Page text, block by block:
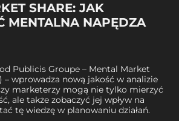
SHARE: JAK
MENTALNA NAPĘDZA
Publicis Groupe – Mental Market
– wprowadza nową jakość w analizie
marketerzy mogą nie tylko mierzyć
ale także zobaczyć jej wpływ na
tę wiedzę w planowaniu działań.